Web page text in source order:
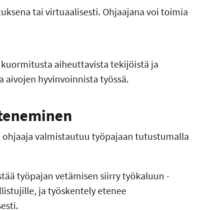
tai virtuaalisesti. Ohjaajana voi toimia
aiheuttavista tekijöistä ja
aivojen hyvinvoinnista työssä.
valmistautuu työpajaan tutustumalla
työpajan vetämisen siirry työkaluun -
ja työskentely etenee